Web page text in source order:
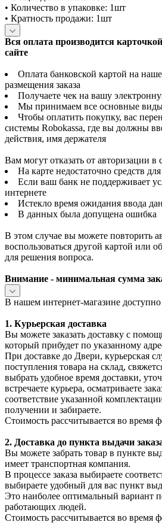
• Количество в упаковке: 1шт
• Кратность продажи: 1шт
Вся оплата производится
сайте
Оплата банковской картой на
размещения заказа
Получаете чек на вашу
Мы принимаем все основные
Чтобы оплатить покупку, вас
системы Robokassa, где вы должны
действия, имя держателя
Вам могут отказать от авторизации в
На карте недостаточно средств
Если ваш банк не поддерживает
интернете
Истекло время ожидания ввода
В данных была допущена ошибка
В этом случае вы можете повторить
воспользоваться другой картой или
для решения вопроса.
Внимание - минимальная сумма
В нашем интернет-магазине доступно
1. Курьерская доставка
Вы можете заказать доставку с
который прибудет по указанному
При доставке до Двери, курьерская
поступления товара на склад,
выбрать удобное время доставки,
встречаете курьера, осматриваете
соответствие указанной
получении и забираете.
Стоимость рассчитывается во время
2. Доставка до пункта выдачи
Вы можете забрать товар в пункте
имеет транспортная компания.
В процессе заказа выбираете
выбираете удобный для вас пункт
Это наиболее оптимальный вариант
работающих людей.
Стоимость рассчитывается во время